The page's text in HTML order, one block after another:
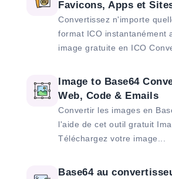
Favicons, Apps et
Convertissez n'importe
format ICO instantanément
image gratuite en ICO
Image to Base64
Web, Code & Emails
Convertir les images en
l'aide de cet outil gratuit
Téléchargez votre image...
Base64 au